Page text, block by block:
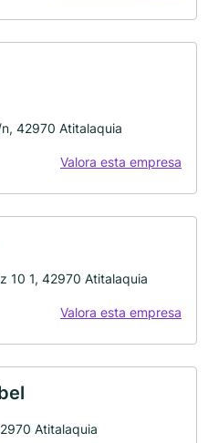
42970 Atitalaquia
Valora esta empresa
10 1, 42970 Atitalaquia
Valora esta empresa
Atitalaquia